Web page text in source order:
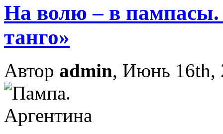
На волю – в пампасы.
танго»
Автор admin, Июнь 16th,